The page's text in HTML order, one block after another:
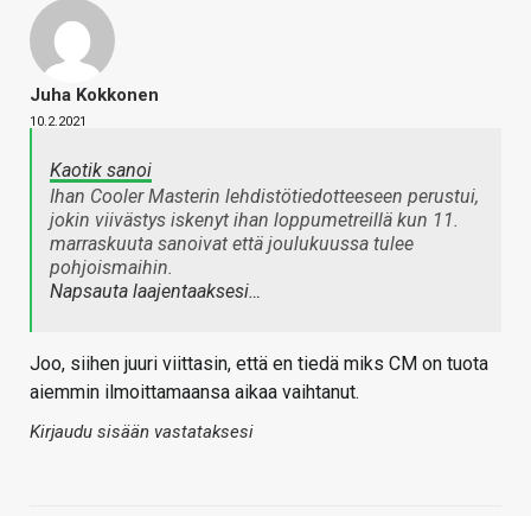
Juha Kokkonen
10.2.2021
Kaotik sanoi
Ihan Cooler Masterin lehdistötiedotteeseen perustui,
jokin viivästys iskenyt ihan loppumetreillä kun 11.
marraskuuta sanoivat että joulukuussa tulee
pohjoismaihin.
Napsauta laajentaaksesi…
Joo, siihen juuri viittasin, että en tiedä miks CM on tuota
aiemmin ilmoittamaansa aikaa vaihtanut.
Kirjaudu sisään vastataksesi